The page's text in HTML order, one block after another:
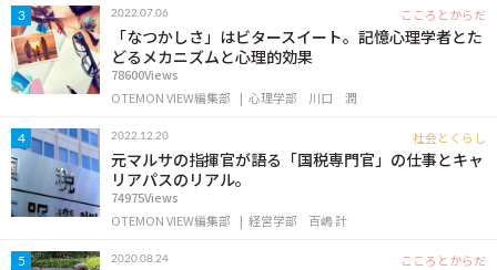
3 2022.07.06 こころとからだ
「なつかしさ」はビタースイート。記憶心理学者とた
どるメカニズムと心理的効果
78600Views
OTEMON VIEW編集部
心理学部 川口 潤
4 2022.12.20 社会とくらし
元マルサの指揮官が語る「国税専門官」の仕事とキャ
リアパスのリアル。
74975Views
OTEMON VIEW編集部
経営学部 百嶋 計
5 2020.08.24 こころとからだ